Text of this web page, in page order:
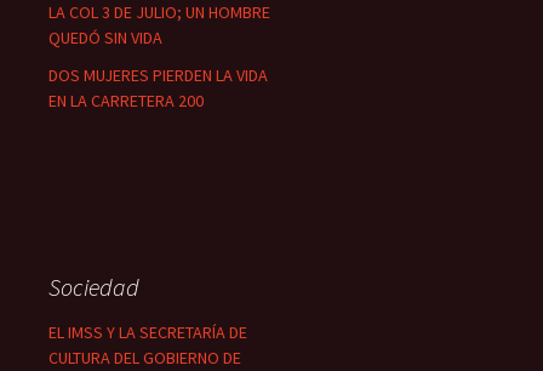
LA COL 3 DE JULIO; UN HOMBRE
QUEDÓ SIN VIDA
DOS MUJERES PIERDEN LA VIDA
EN LA CARRETERA 200
Sociedad
EL IMSS Y LA SECRETARÍA DE
CULTURA DEL GOBIERNO DE